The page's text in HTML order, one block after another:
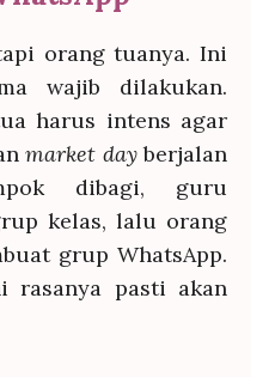
orang tuanya. Ini
wajib dilakukan.
harus intens agar
market dayberjalan
dibagi, guru
kelas, lalu orang
grup WhatsApp.
rasanya pasti akan